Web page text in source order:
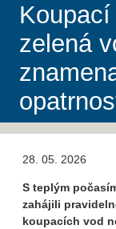
zelená
28. 05. 2026
S teplým
zahájili
koupacích vod